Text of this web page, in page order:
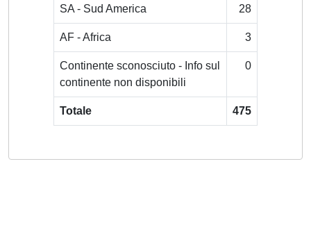
SA - Sud America 28
AF - Africa 3
Continente sconosciuto - Info sul
continente non disponibili
0
Totale 475